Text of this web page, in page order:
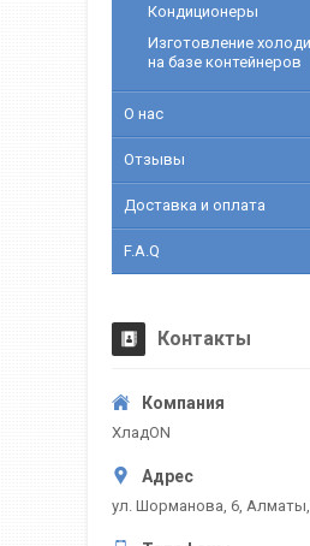
Кондиционеры
Изготовление
на базе контейнеров
О нас
Отзывы
Доставка и оплата
F.A.Q
Контакты
ХладON
ул. Шорманова, 6, Алматы,